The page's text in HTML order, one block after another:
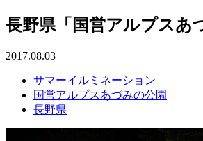
長野県「国営アルプスあ
2017.08.03
サマーイルミネーション
国営アルプスあづみの公園
長野県